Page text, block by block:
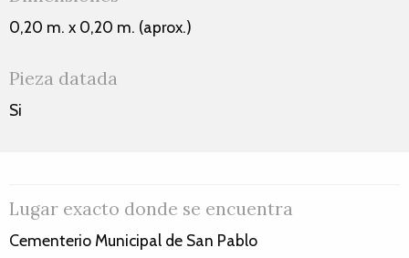
0,20 m. x 0,20 m. (aprox.)
Pieza datada
Si
Lugar exacto donde se encuentra
Cementerio Municipal de San Pablo